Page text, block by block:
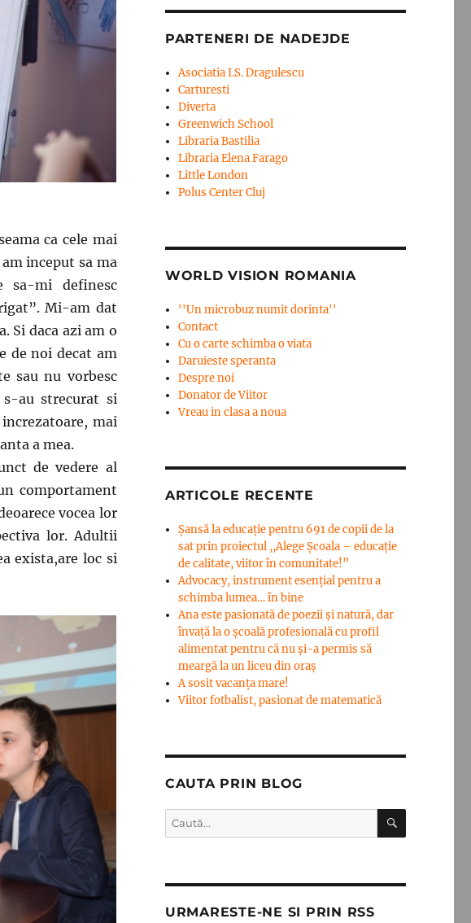
ca cele mai
inceput sa ma
sa-mi definesc
Mi-am dat
Si daca azi am o
de noi decat am
sau nu vorbesc
s-au strecurat si
mai
a mea.
de vedere al
comportament
vocea lor
lor. Adultii
exista,are loc si
PARTENERI DE NADEJDE
Asociatia I.S. Dragulescu
Carturesti
Diverta
Greenwich School
Libraria Bastilia
Libraria Elena Farago
Little London
Polus Center Cluj
WORLD VISION ROMANIA
''Un microbuz numit dorinta''
Contact
Cu o carte schimba o viata
Daruieste speranta
Despre noi
Donator de Viitor
Vreau in clasa a noua
ARTICOLE RECENTE
Șansă la educație pentru 691 de copii de la
sat prin proiectul ,,Alege Școala – educație
de calitate, viitor în comunitate!”
Advocacy, instrument esenţial pentru a
schimba lumea… în bine
Ana este pasionată de poezii și natură, dar
învață la o școală profesională cu profil
alimentat pentru că nu și-a permis să
meargă la un liceu din oraș
A sosit vacanța mare!
Viitor fotbalist, pasionat de matematică
CAUTA PRIN BLOG
Caută
după:
CĂUTARE
URMARESTE-NE SI PRIN RSS